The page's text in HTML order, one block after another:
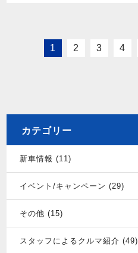
1 2 3 4
カテゴリー
新車情報 (11)
イベント/キャンペーン (29)
その他 (15)
スタッフによるクルマ紹介 (49)